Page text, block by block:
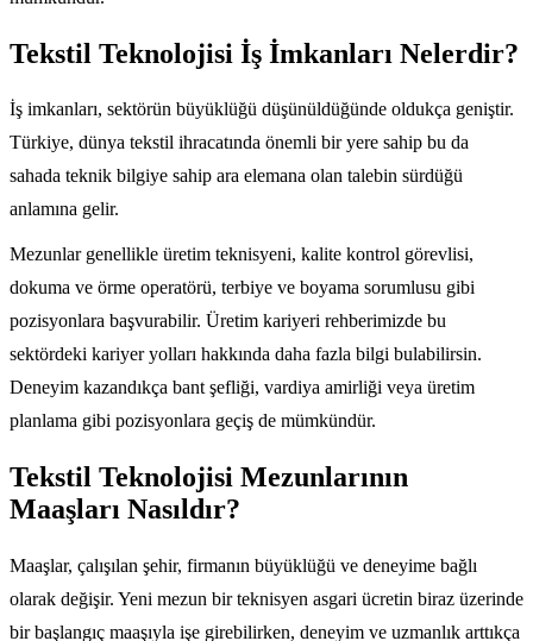
Tekstil Teknolojisi İş İmkanları Nelerdir?
İş imkanları, sektörün büyüklüğü düşünüldüğünde oldukça geniştir.
Türkiye, dünya tekstil ihracatında önemli bir yere sahip bu da
sahada teknik bilgiye sahip ara elemana olan talebin sürdüğü
anlamına gelir.
Mezunlar genellikle üretim teknisyeni, kalite kontrol görevlisi,
dokuma ve örme operatörü, terbiye ve boyama sorumlusu gibi
pozisyonlara başvurabilir. Üretim kariyeri rehberimizde bu
sektördeki kariyer yolları hakkında daha fazla bilgi bulabilirsin.
Deneyim kazandıkça bant şefliği, vardiya amirliği veya üretim
planlama gibi pozisyonlara geçiş de mümkündür.
Tekstil Teknolojisi Mezunlarının
Maaşları Nasıldır?
Maaşlar, çalışılan şehir, firmanın büyüklüğü ve deneyime bağlı
olarak değişir. Yeni mezun bir teknisyen asgari ücretin biraz üzerinde
bir başlangıç maaşıyla işe girebilirken, deneyim ve uzmanlık arttıkça